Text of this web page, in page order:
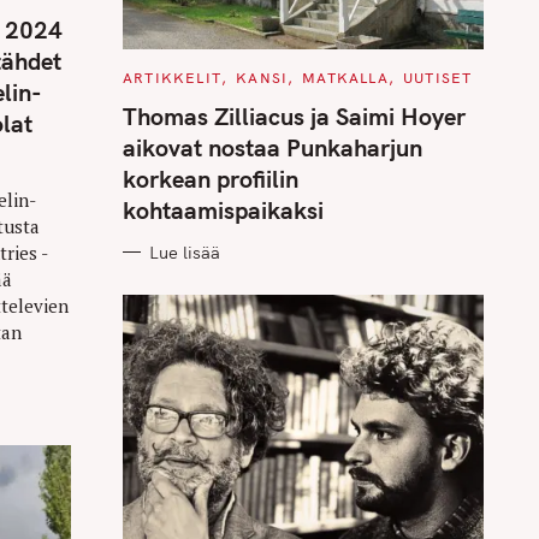
2024
-
C
T
E
O
R
I
E
S
ARTIKKELIT KANSI MATKALLA UUTISET
Thomas Zilliacus ja Saimi Hoyer
aikovat nostaa Punkaharjun
korkean profiilin
kohtaamispaikaksi
Lue lisää